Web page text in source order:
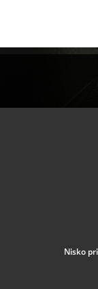
Nisko